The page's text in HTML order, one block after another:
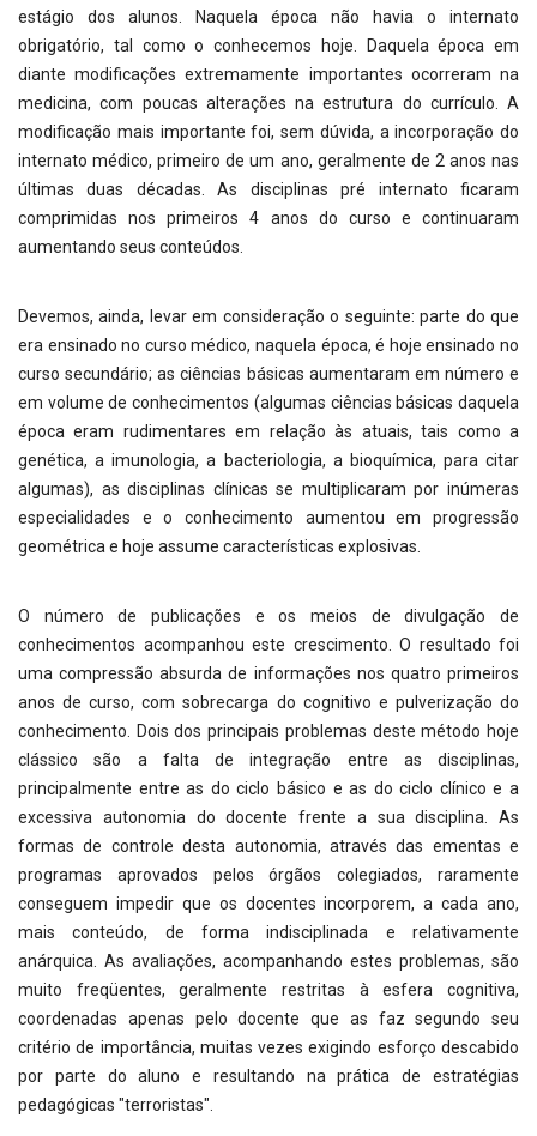
estágio dos alunos. Naquela época não havia o internato
obrigatório, tal como o conhecemos hoje. Daquela época em
diante modificações extremamente importantes ocorreram na
medicina, com poucas alterações na estrutura do currículo. A
modificação mais importante foi, sem dúvida, a incorporação do
internato médico, primeiro de um ano, geralmente de 2 anos nas
últimas duas décadas. As disciplinas pré internato ficaram
comprimidas nos primeiros 4 anos do curso e continuaram
aumentando seus conteúdos.
Devemos, ainda, levar em consideração o seguinte: parte do que
era ensinado no curso médico, naquela época, é hoje ensinado no
curso secundário; as ciências básicas aumentaram em número e
em volume de conhecimentos (algumas ciências básicas daquela
época eram rudimentares em relação às atuais, tais como a
genética, a imunologia, a bacteriologia, a bioquímica, para citar
algumas), as disciplinas clínicas se multiplicaram por inúmeras
especialidades e o conhecimento aumentou em progressão
geométrica e hoje assume características explosivas.
O número de publicações e os meios de divulgação de
conhecimentos acompanhou este crescimento. O resultado foi
uma compressão absurda de informações nos quatro primeiros
anos de curso, com sobrecarga do cognitivo e pulverização do
conhecimento. Dois dos principais problemas deste método hoje
clássico são a falta de integração entre as disciplinas,
principalmente entre as do ciclo básico e as do ciclo clínico e a
excessiva autonomia do docente frente a sua disciplina. As
formas de controle desta autonomia, através das ementas e
programas aprovados pelos órgãos colegiados, raramente
conseguem impedir que os docentes incorporem, a cada ano,
mais conteúdo, de forma indisciplinada e relativamente
anárquica. As avaliações, acompanhando estes problemas, são
muito freqüentes, geralmente restritas à esfera cognitiva,
coordenadas apenas pelo docente que as faz segundo seu
critério de importância, muitas vezes exigindo esforço descabido
por parte do aluno e resultando na prática de estratégias
pedagógicas "terroristas".